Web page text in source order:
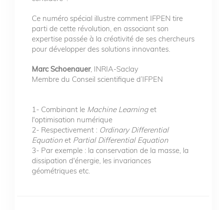
Ce numéro spécial illustre comment IFPEN tire
parti de cette révolution, en associant son
expertise passée à la créativité de ses chercheurs
pour développer des solutions innovantes.
Marc Schoenauer, INRIA-Saclay
Membre du Conseil scientifique d’IFPEN
1- Combinant le Machine Learninget
l'optimisation numérique
2- Respectivement : Ordinary Differential
Equation et Partial Differential Equation
3- Par exemple : la conservation de la masse, la
dissipation d'énergie, les invariances
géométriques etc.